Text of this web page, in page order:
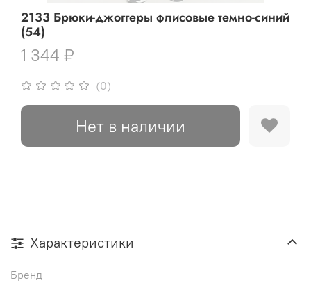
(0)
2133 Брюки-джоггеры флисовые темно-синий
(54)
1 344 ₽
Нет в наличии
Характеристики
Бренд